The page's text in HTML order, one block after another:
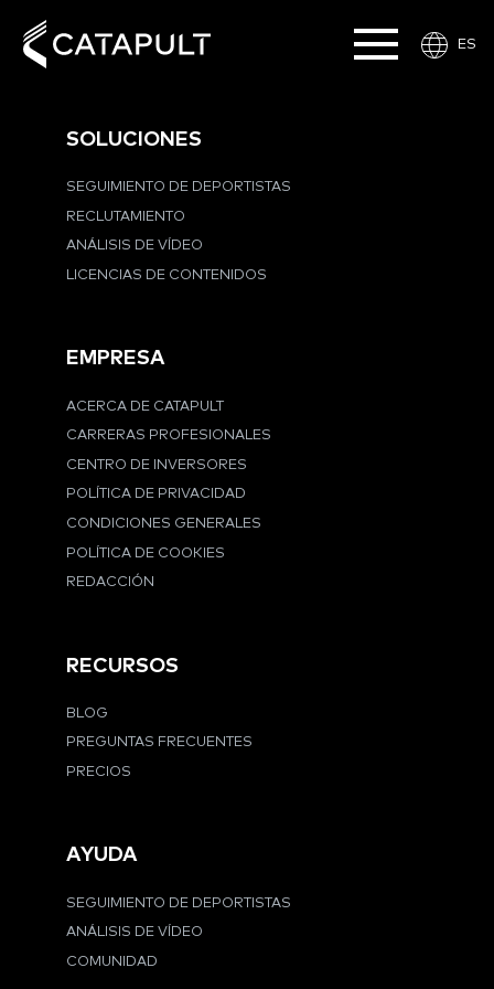
ES
SOLUCIONES
SEGUIMIENTO DE DEPORTISTAS
RECLUTAMIENTO
ANÁLISIS DE VÍDEO
LICENCIAS DE CONTENIDOS
EMPRESA
ACERCA DE CATAPULT
CARRERAS PROFESIONALES
CENTRO DE INVERSORES
POLÍTICA DE PRIVACIDAD
CONDICIONES GENERALES
POLÍTICA DE COOKIES
REDACCIÓN
RECURSOS
BLOG
PREGUNTAS FRECUENTES
PRECIOS
AYUDA
SEGUIMIENTO DE DEPORTISTAS
ANÁLISIS DE VÍDEO
COMUNIDAD